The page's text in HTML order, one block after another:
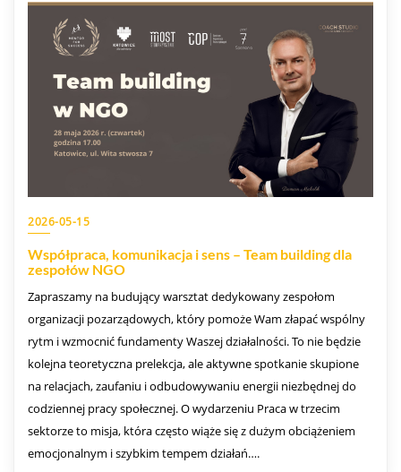
2026-05-15
Współpraca, komunikacja i sens – Team building dla
zespołów NGO
Zapraszamy na budujący warsztat dedykowany zespołom
organizacji pozarządowych, który pomoże Wam złapać wspólny
rytm i wzmocnić fundamenty Waszej działalności. To nie będzie
kolejna teoretyczna prelekcja, ale aktywne spotkanie skupione
na relacjach, zaufaniu i odbudowywaniu energii niezbędnej do
codziennej pracy społecznej. O wydarzeniu Praca w trzecim
sektorze to misja, która często wiąże się z dużym obciążeniem
emocjonalnym i szybkim tempem działań….